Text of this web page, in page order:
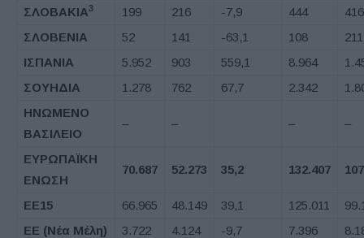
ΣΛΟΒΑΚΙΑ3 199 216 -7,9 444
416
ΣΛΟΒΕΝΙΑ
52 141 -63,1 108
211
ΙΣΠΑΝΙΑ
5.952 903 559,1 8.964
ΣΟΥΗΔΙΑ
1.278 762 67,7 2.342
ΗΝΩΜΕΝΟ
ΒΑΣΙΛΕΙΟ
– – – –
ΕΥΡΩΠΑΪΚΗ
ΕΝΩΣΗ
70.687 52.273 35,2 132.407
ΕΕ15 66.965 48.149 39,1 125.011
ΕΕ (Νέα Μέλη) 3.722 4.124 -9,7 7.396